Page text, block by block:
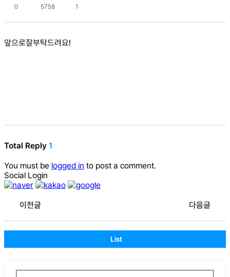
0
5758 1
앞으로잘부탁드려요!
Total Reply 1
You must be logged in to post a comment.
Social Login
이전글 다음글
List